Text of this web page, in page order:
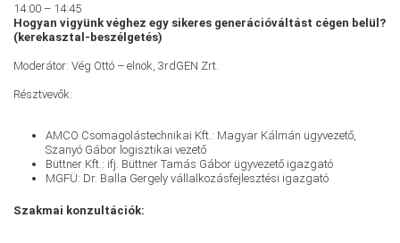
14:00 – 14:45
Hogyan vigyünk véghez egy sikeres generációváltást cégen belül?
(kerekasztal-beszélgetés)
Moderátor: Vég Ottó – elnök, 3rdGEN Zrt.
Résztvevők:
AMCO Csomagolástechnikai Kft.: Magyar Kálmán ügyvezető,
Szanyó Gábor logisztikai vezető
Büttner Kft.: ifj. Büttner Tamás Gábor ügyvezető igazgató
MGFÜ: Dr. Balla Gergely vállalkozásfejlesztési igazgató
Szakmai konzultációk: